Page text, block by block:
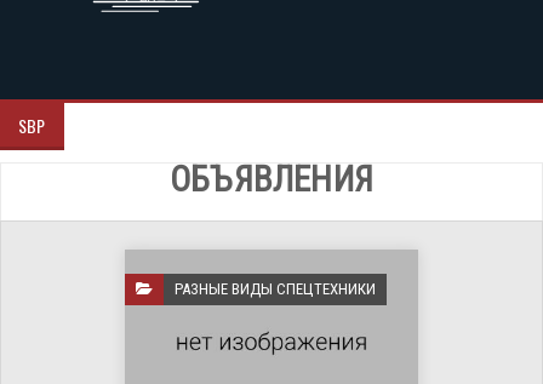
SBP
ОБЪЯВЛЕНИЯ
РАЗНЫЕ ВИДЫ СПЕЦТЕХНИКИ